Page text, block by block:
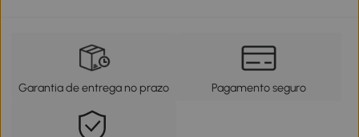
Garantia de entrega no prazo Pagamento seguro